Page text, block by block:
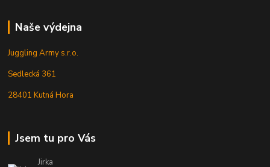
Naše výdejna
Juggling Army s.r.o.
Sedlecká 361
28401 Kutná Hora
Jsem tu pro Vás
Jirka